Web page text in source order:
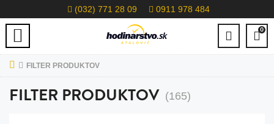
(032) 771 28 09 0911 978 484
0
FILTER PRODUKTOV
FILTER PRODUKTOV (165)